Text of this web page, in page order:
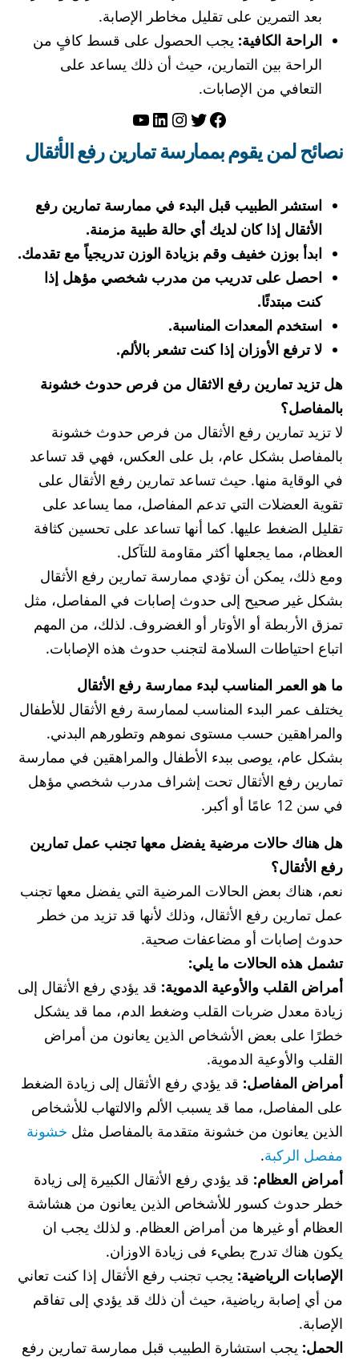
بعد التمرين على تقليل مخاطر الإصابة.
الراحة الكافية: يجب الحصول على قسط كافٍ من
الراحة بين التمارين، حيث أن ذلك يساعد على
التعافي من الإصابات.
فيسبوك
تويترإنستجرام
لينكد إنيوتيوب
نصائح لمن يقوم بممارسة تمارين رفع الأثقال
استشر الطبيب قبل البدء في ممارسة تمارين رفع
الأثقال إذا كان لديك أي حالة طبية مزمنة.
ابدأ بوزن خفيف وقم بزيادة الوزن تدريجياً مع تقدمك.
احصل على تدريب من مدرب شخصي مؤهل إذا
كنت مبتدئًا.
استخدم المعدات المناسبة.
لا ترفع الأوزان إذا كنت تشعر بالألم.
هل تزيد تمارين رفع الاثقال من فرص حدوث خشونة
بالمفاصل؟
لا تزيد تمارين رفع الأثقال من فرص حدوث خشونة
بالمفاصل بشكل عام، بل على العكس، فهي قد تساعد
في الوقاية منها. حيث تساعد تمارين رفع الأثقال على
تقوية العضلات التي تدعم المفاصل، مما يساعد على
تقليل الضغط عليها. كما أنها تساعد على تحسين كثافة
العظام، مما يجعلها أكثر مقاومة للتآكل.
ومع ذلك، يمكن أن تؤدي ممارسة تمارين رفع الأثقال
بشكل غير صحيح إلى حدوث إصابات في المفاصل، مثل
تمزق الأربطة أو الأوتار أو الغضروف. لذلك، من المهم
اتباع احتياطات السلامة لتجنب حدوث هذه الإصابات.
ما هو العمر المناسب لبدء ممارسة رفع الأثقال
يختلف عمر البدء المناسب لممارسة رفع الأثقال للأطفال
والمراهقين حسب مستوى نموهم وتطورهم البدني.
بشكل عام، يوصى ببدء الأطفال والمراهقين في ممارسة
تمارين رفع الأثقال تحت إشراف مدرب شخصي مؤهل
في سن 12 عامًا أو أكبر.
هل هناك حالات مرضية يفضل معها تجنب عمل تمارين
رفع الأثقال؟
نعم، هناك بعض الحالات المرضية التي يفضل معها تجنب
عمل تمارين رفع الأثقال، وذلك لأنها قد تزيد من خطر
حدوث إصابات أو مضاعفات صحية.
تشمل هذه الحالات ما يلي:
أمراض القلب والأوعية الدموية: قد يؤدي رفع الأثقال إلى
زيادة معدل ضربات القلب وضغط الدم، مما قد يشكل
خطرًا على بعض الأشخاص الذين يعانون من أمراض
القلب والأوعية الدموية.
أمراض المفاصل: قد يؤدي رفع الأثقال إلى زيادة الضغط
على المفاصل، مما قد يسبب الألم والالتهاب للأشخاص
الذين يعانون من خشونة متقدمة بالمفاصل مثل خشونة
مفصل الركبة.
أمراض العظام: قد يؤدي رفع الأثقال الكبيرة إلى زيادة
خطر حدوث كسور للأشخاص الذين يعانون من هشاشة
العظام أو غيرها من أمراض العظام. و لذلك يجب ان
يكون هناك تدرج بطيء فى زيادة الاوزان.
الإصابات الرياضية: يجب تجنب رفع الأثقال إذا كنت تعاني
من أي إصابة رياضية، حيث أن ذلك قد يؤدي إلى تفاقم
الإصابة.
الحمل: يجب استشارة الطبيب قبل ممارسة تمارين رفع